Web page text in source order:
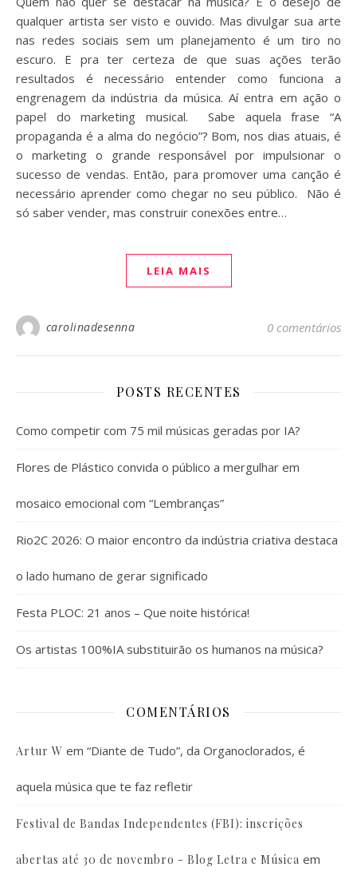
qualquer artista ser visto e ouvido. Mas divulgar sua arte
nas redes sociais sem um planejamento é um tiro no
escuro. E pra ter certeza de que suas ações terão
resultados é necessário entender como funciona a
engrenagem da indústria da música. Aí entra em ação o
papel do marketing musical. Sabe aquela frase “A
propaganda é a alma do negócio”? Bom, nos dias atuais, é
o marketing o grande responsável por impulsionar o
sucesso de vendas. Então, para promover uma canção é
necessário aprender como chegar no seu público. Não é
só saber vender, mas construir conexões entre…
LEIA MAIS
carolinadesenna 0 comentários
POSTS RECENTES
Como competir com 75 mil músicas geradas por IA?
Flores de Plástico convida o público a mergulhar em
mosaico emocional com “Lembranças”
Rio2C 2026: O maior encontro da indústria criativa destaca
o lado humano de gerar significado
Festa PLOC: 21 anos – Que noite histórica!
Os artistas 100%IA substituirão os humanos na música?
COMENTÁRIOS
Artur W em “Diante de Tudo”, da Organoclorados, é
aquela música que te faz refletir
Festival de Bandas Independentes (FBI): inscrições
abertas até 30 de novembro - Blog Letra e Música em